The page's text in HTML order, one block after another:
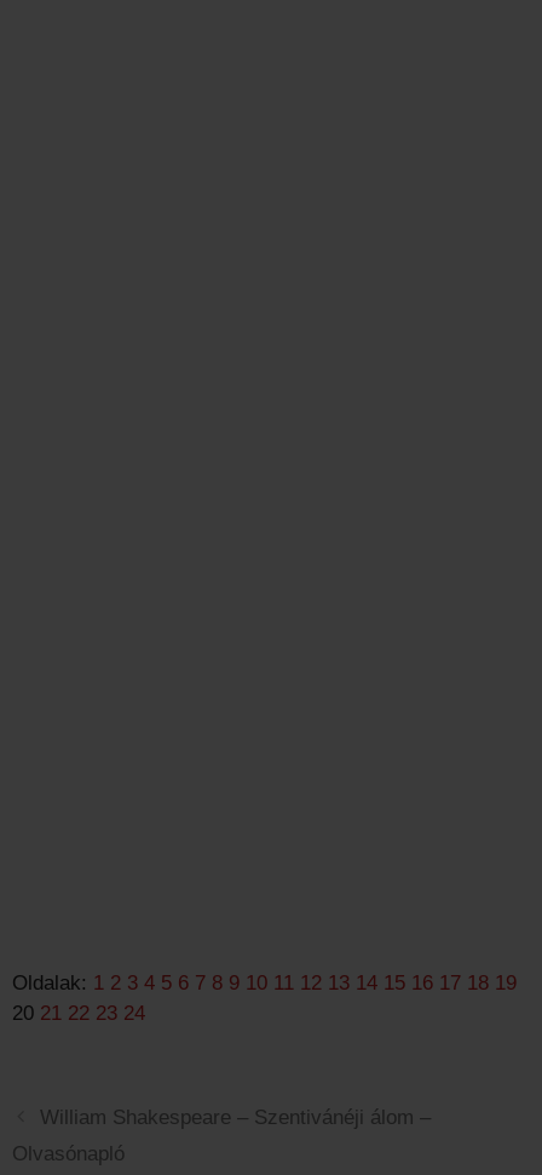
Oldalak: 1 2 3 4 5 6 7 8 9 10 11 12 13 14 15 16 17 18 19
20 21 22 23 24
William Shakespeare – Szentivánéji álom –
Olvasónapló